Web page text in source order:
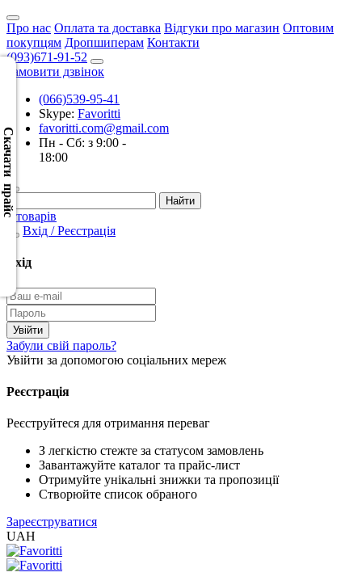
Про нас Оплата та доставка Відгуки про магазин Оптовим
покупцям Дропшиперам Контакти
(093)671-91-52
Замовити дзвінок
(066)539-95-41
Skype: Favoritti
favoritti.com@gmail.com
Пн - Сб: з 9:00 -
18:00
0 товарів
Вхід / Реєстрація
Вхід
Забули свій пароль?
Увійти за допомогою соціальних мереж
Реєстрація
Реєструйтеся для отримання переваг
З легкістю стежте за статусом замовлень
Завантажуйте каталог та прайс-лист
Отримуйте унікальні знижки та пропозиції
Створюйте список обраного
Зареєструватися
UAH
Скачати прайс
Скачать
XML
(Розн.)
Скачать
XML
(Опт)
CSV
Скачать
CSV
(Опт)
XLS
EXCEL
(Розн.)
XLS
EXCEL
2005
(Опт)